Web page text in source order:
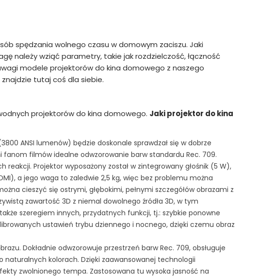
spędzania wolnego czasu w domowym zaciszu. Jaki
należy wziąć parametry, takie jak rozdzielczość, łączność
modele projektorów do kina domowego z naszego
znajdzie tutaj coś dla siebie.
projektorów do kina domowego. Jaki projektor do kina
ANSI lumenów) będzie doskonale sprawdzał się w dobrze
filmów idealne odwzorowanie barw standardu Rec. 709.
Projektor wyposażony został w zintegrowany głośnik (5 W),
a jego waga to zaledwie 2,5 kg, więc bez problemu można
cieszyć się ostrymi, głębokimi, pełnymi szczegółów obrazami z
zawartość 3D z niemal dowolnego źródła 3D, w tym
szeregiem innych, przydatnych funkcji, tj.: szybkie ponowne
ustawień trybu dziennego i nocnego, dzięki czemu obraz
Dokładnie odwzorowuje przestrzeń barw Rec. 709, obsługuje
naturalnych kolorach. Dzięki zaawansowanej technologii
zwolnionego tempa. Zastosowana tu wysoka jasność na